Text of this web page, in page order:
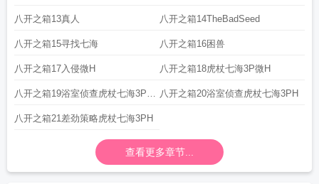
八开之箱13真人 八开之箱14TheBadSeed
八开之箱15寻找七海 八开之箱16困兽
八开之箱17入侵微H 八开之箱18虎杖七海3P微H
八开之箱19浴室侦查虎杖七海3P微
H
八开之箱20浴室侦查虎杖七海3PH
八开之箱21差劲策略虎杖七海3PH
查看更多章节...